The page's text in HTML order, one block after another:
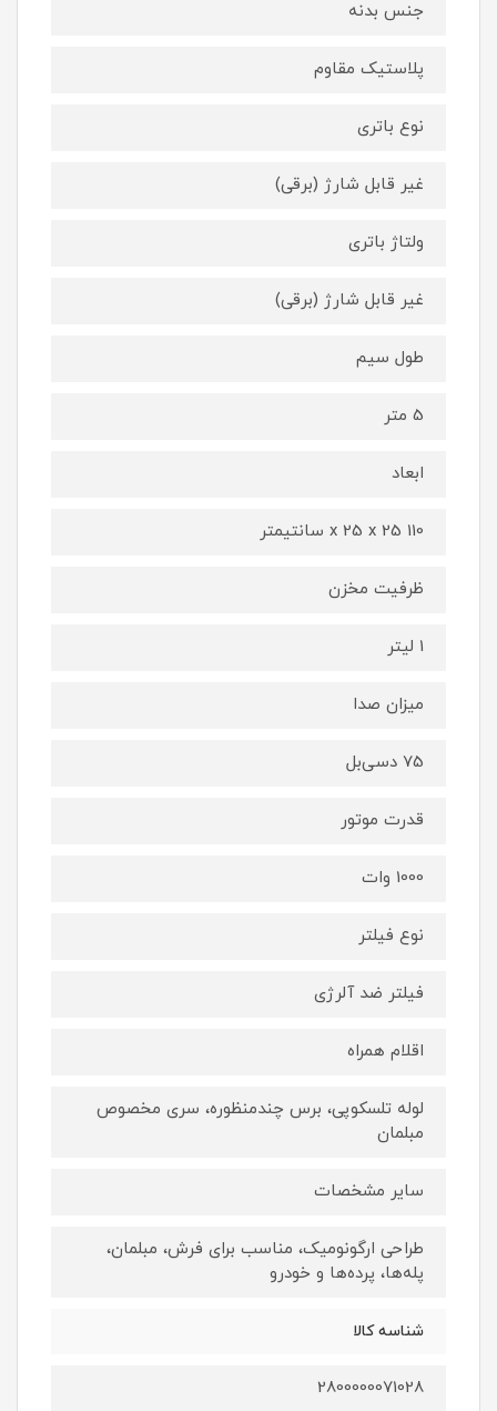
جنس بدنه
پلاستیک مقاوم
نوع باتری
غیر قابل شارژ (برقی)
ولتاژ باتری
غیر قابل شارژ (برقی)
طول سیم
5 متر
ابعاد
110 x 25 x 25 سانتیمتر
ظرفیت مخزن
1 لیتر
میزان صدا
75 دسی‌بل
قدرت موتور
1000 وات
نوع فیلتر
فیلتر ضد آلرژی
اقلام همراه
لوله تلسکوپی، برس چندمنظوره، سری مخصوص
مبلمان
سایر مشخصات
طراحی ارگونومیک، مناسب برای فرش، مبلمان،
پله‌ها، پرده‌ها و خودرو
شناسه کالا
2800000071028